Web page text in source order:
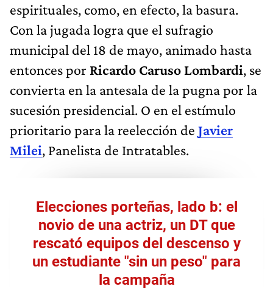
espirituales, como, en efecto, la basura.
Con la jugada logra que el sufragio
municipal del 18 de mayo, animado hasta
entonces por Ricardo Caruso Lombardi, se
convierta en la antesala de la pugna por la
sucesión presidencial. O en el estímulo
prioritario para la reelección de Javier
Milei, Panelista de Intratables.
Elecciones porteñas, lado b: el
novio de una actriz, un DT que
rescató equipos del descenso y
un estudiante "sin un peso" para
la campaña